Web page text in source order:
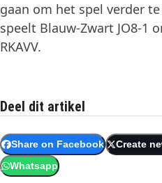
gaan om het spel verder
speelt Blauw-Zwart JO8-1
RKAVV.
Deel dit artikel
Share on Facebook Create
Whatsapp